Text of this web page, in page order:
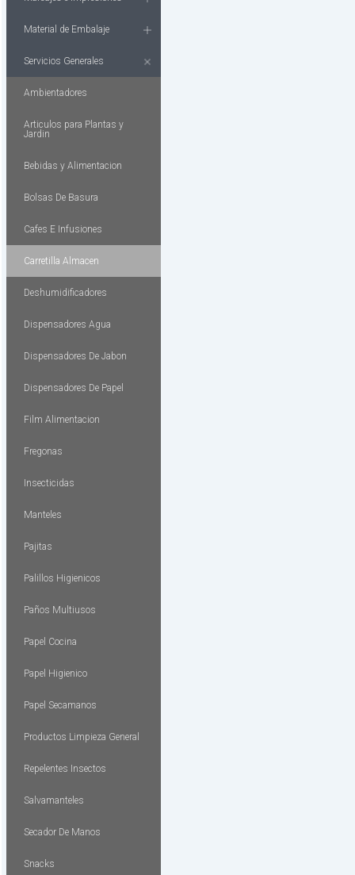
Material de Embalaje
Servicios Generales
Ambientadores
Articulos para Plantas y
Jardin
Bebidas y Alimentacion
Bolsas De Basura
Cafes E Infusiones
Carretilla Almacen
Deshumidificadores
Dispensadores Agua
Dispensadores De Jabon
Dispensadores De Papel
Film Alimentacion
Fregonas
Insecticidas
Manteles
Pajitas
Palillos Higienicos
Paños Multiusos
Papel Cocina
Papel Higienico
Papel Secamanos
Productos Limpieza General
Repelentes Insectos
Salvamanteles
Secador De Manos
Snacks